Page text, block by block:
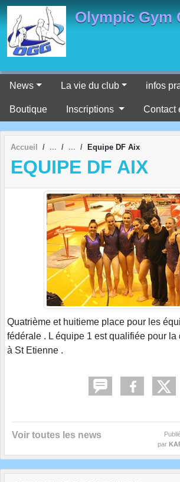
Olympic Gym
News La vie du club infos
Boutique Inscriptions Contact
Accueil Equipe DF Aix
EQUIPE DF AIX
Quatrième et huitieme place pour les
fédérale . L équipe 1 est qualifiée pour
à St Etienne .
Voir toutes les news
par
Panneau de gestion des cookies